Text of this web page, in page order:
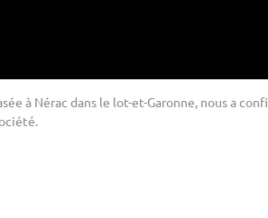
à Nérac dans le lot-et-Garonne, nous a